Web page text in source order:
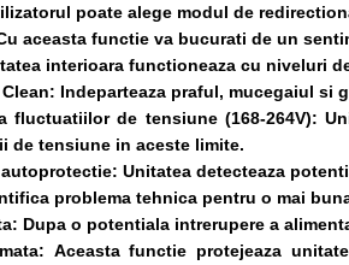
poate alege modul de
aceasta functie va bucurati de un
interioara functioneaza cu niveluri
Indeparteaza praful, mucegaiul si
fluctuatiilor de tensiune (168-264V):
de tensiune in aceste limite.
Unitatea detecteaza
problema tehnica pentru o mai
Dupa o potentiala intrerupere a
Aceasta functie protejeaza